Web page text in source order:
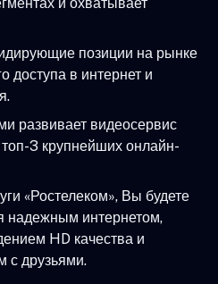
позиции на рынке
доступа в интернет и
развивает видеосервис
3 крупнейших онлайн-
«Ростелеком», Вы будете
надежным интернетом,
HD качества и
с друзьями.